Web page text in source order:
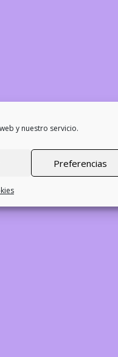
y nuestro servicio.
Preferencias